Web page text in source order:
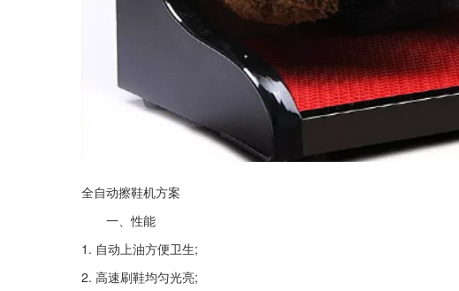
全自动擦鞋机方案
一、性能
1. 自动上油方便卫生;
2. 高速刷鞋均匀光亮;